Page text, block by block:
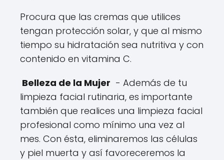
Procura que las cremas que utilices
tengan protección solar, y que al mismo
tiempo su hidratación sea nutritiva y con
contenido en vitamina C.
Belleza de la Mujer - Además de tu
limpieza facial rutinaria, es importante
también que realices una limpieza facial
profesional como mínimo una vez al
mes. Con ésta, eliminaremos las células
y piel muerta y así favoreceremos la